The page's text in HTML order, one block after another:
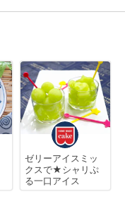
ゼリーアイスミッ
クスで★シャリぷ
る一口アイス